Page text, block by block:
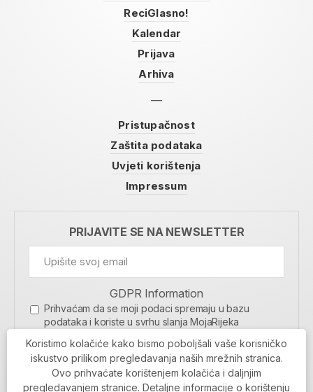
ReciGlasno!
Kalendar
Prijava
Arhiva
Pristupačnost
Zaštita podataka
Uvjeti korištenja
Impressum
PRIJAVITE SE NA NEWSLETTER
GDPR Information
Prihvaćam da se moji podaci spremaju u bazu
podataka i koriste u svrhu slanja MojaRijeka
MOJARIJEKA NEWSLETTER
PRIJAVI SE
Koristimo kolačiće kako bismo poboljšali vaše korisničko
iskustvo prilikom pregledavanja naših mrežnih stranica.
Ovo prihvaćate korištenjem kolačića i daljnjim
pregledavanjem stranice. Detaljne informacije o korištenju